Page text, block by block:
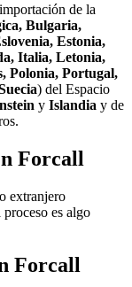
de la
Bulgaria,
Estonia,
Italia, Letonia,
Polonia, Portugal,
) del Espacio
y Islandia y de
Forcall
extranjero
es algo
Forcall